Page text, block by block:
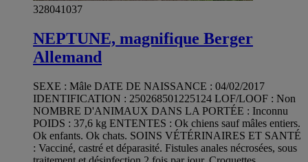
328041037
NEPTUNE, magnifique Berger
Allemand
SEXE : Mâle DATE DE NAISSANCE : 04/02/2017
IDENTIFICATION : 250268501225124 LOF/LOOF : Non
NOMBRE D'ANIMAUX DANS LA PORTÉE : Inconnu
POIDS : 37,6 kg ENTENTES : Ok chiens sauf mâles entiers.
Ok enfants. Ok chats. SOINS VÉTÉRINAIRES ET SANTÉ
: Vacciné, castré et déparasité. Fistules anales nécrosées, sous